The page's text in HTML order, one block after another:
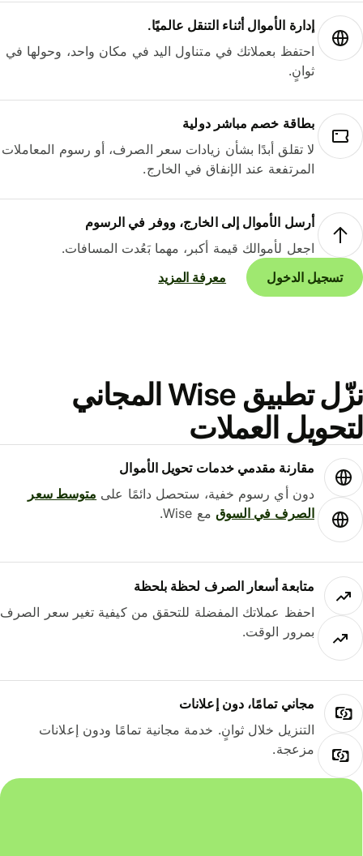
إدارة الأموال أثناء التنقل عالميًا.
احتفظ بعملاتك في متناول اليد في مكان واحد، وحولها في
ثوانٍ.
بطاقة خصم مباشر دولية
لا تقلق أبدًا بشأن زيادات سعر الصرف، أو رسوم المعاملات
المرتفعة عند الإنفاق في الخارج.
أرسل الأموال إلى الخارج، ووفر في الرسوم
اجعل لأموالك قيمة أكبر، مهما بَعُدت المسافات.
تسجيل الدخول
معرفة المزيد
نزّل تطبيق Wise المجاني
العملات
مقارنة مقدمي خدمات تحويل الأموال
دون أي رسوم خفية، ستحصل دائمًا علىمتوسط ​​سعر
الصرف في السوقمع Wise.
متابعة أسعار الصرف لحظة بلحظة
احفظ عملاتك المفضلة للتحقق من كيفية تغير سعر الصرف
بمرور الوقت.
مجاني تمامًا، دون إعلانات
التنزيل خلال ثوانٍ. خدمة مجانية تمامًا ودون إعلانات
مزعجة.